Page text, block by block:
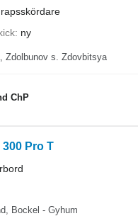
ny
Zdolbunov s. Zdovbitsya
ChP
Pro T
Bockel - Gyhum